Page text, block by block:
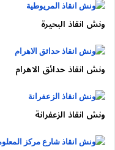
ونش انقاذ البحيرة
ونش انقاذ حدائق الاهرام
ونش انقاذ الزعفرانة